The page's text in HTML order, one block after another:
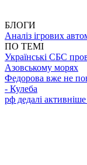
БЛОГИ
Аналіз ігрових
ПО ТЕМІ
Українські СБС
Азовському морях
Федорова вже не
- Кулеба
рф дедалі